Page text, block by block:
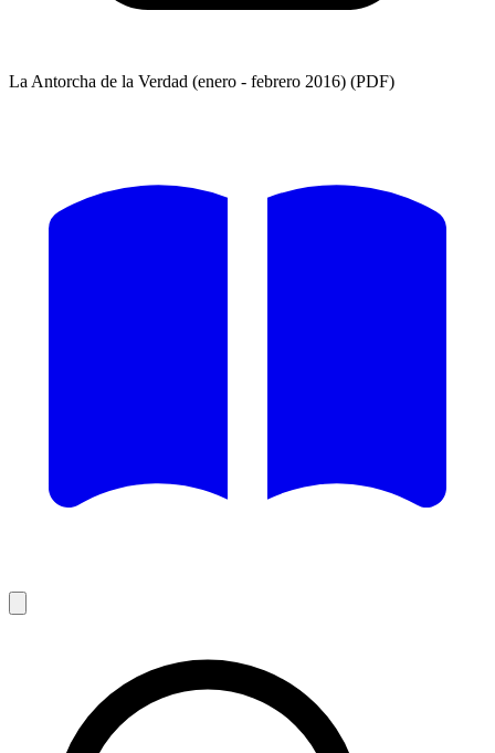
La Antorcha de la Verdad (enero - febrero 2016) (PDF)